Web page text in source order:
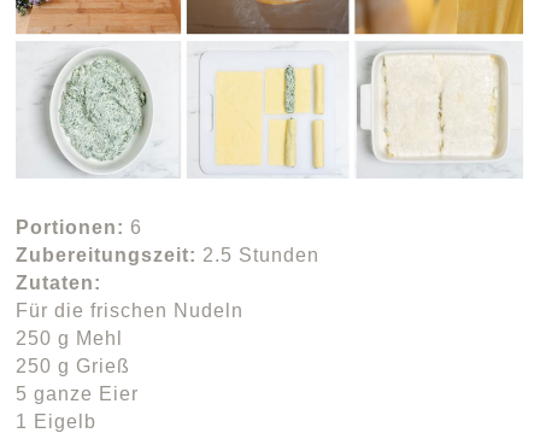
Portionen: 6
Zubereitungszeit: 2.5 Stunden
Zutaten:
Für die frischen Nudeln
250 g Mehl
250 g Grieß
5 ganze Eier
1 Eigelb